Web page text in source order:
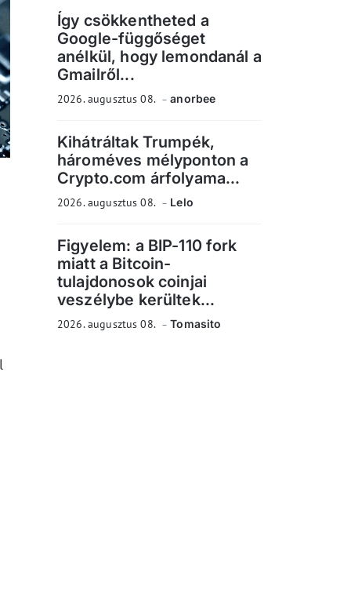
Így csökkentheted a
Google-függőséget
anélkül, hogy lemondanál a
Gmailről...
2026. augusztus 08. anorbee
Kihátráltak Trumpék,
hároméves mélyponton a
Crypto.com árfolyama...
2026. augusztus 08. Lelo
Figyelem: a BIP-110 fork
miatt a Bitcoin-
tulajdonosok coinjai
veszélybe kerültek...
2026. augusztus 08. Tomasito